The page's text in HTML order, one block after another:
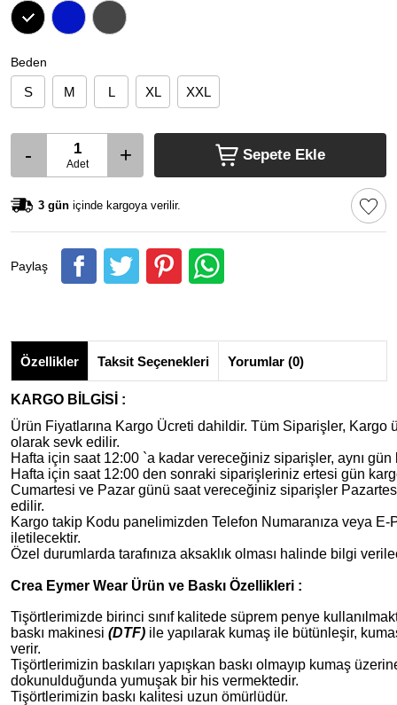
Beden
S M L XL XXL
- Adet + Sepete Ekle
3 gün içinde kargoya verilir.
Paylaş
Özellikler Taksit Seçenekleri Yorumlar (0)
KARGO BİLGİSİ :
Ürün Fiyatlarına Kargo Ücreti dahildir. Tüm Siparişler, Kargo
olarak sevk edilir.
Hafta için saat 12:00 `a kadar vereceğiniz siparişler, aynı
Hafta için saat 12:00 den sonraki siparişleriniz ertesi gün
Cumartesi ve Pazar günü saat vereceğiniz siparişler
edilir.
Kargo takip Kodu panelimizden Telefon Numaranıza veya E-
iletilecektir.
Özel durumlarda tarafınıza aksaklık olması halinde bilgi
Crea Eymer Wear Ürün ve Baskı Özellikleri :
Tişörtlerimizde birinci sınıf kalitede süprem penye
baskı makinesi (DTF) ile yapılarak kumaş ile bütünleşir,
verir.
Tişörtlerimizin baskıları yapışkan baskı olmayıp kumaş
dokunulduğunda yumuşak bir his vermektedir.
Tişörtlerimizin baskı kalitesi uzun ömürlüdür.